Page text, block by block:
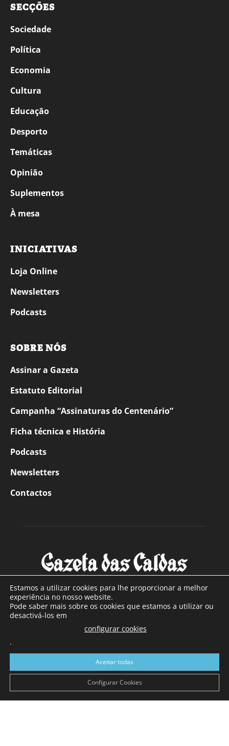
SECÇÕES
Sociedade
Política
Economia
Cultura
Educação
Desporto
Temáticas
Opinião
Suplementos
À mesa
INICIATIVAS
Loja Online
Newsletters
Podcasts
SOBRE NÓS
Assinar a Gazeta
Estatuto Editorial
Campanha “Assinaturas do Centenário”
Ficha técnica e História
Podcasts
Newsletters
Contactos
SOBRE NÓS
Com sede nas Caldas da Rainha e mais de 90 anos de
a sul de distrito de Leiria, com mais de 40.000 leitores por
toda a região Oeste. Jornal com distribuição em Portugal
Continental e assinatura online.
Estamos a utilizar cookies para lhe proporcionar a melhor
experiência no nosso website.
Pode saber mais sobre os cookies que estamos a utilizar ou
desactivá-los em
configurar cookies
.
Aceitar todas
Configurar Cookies